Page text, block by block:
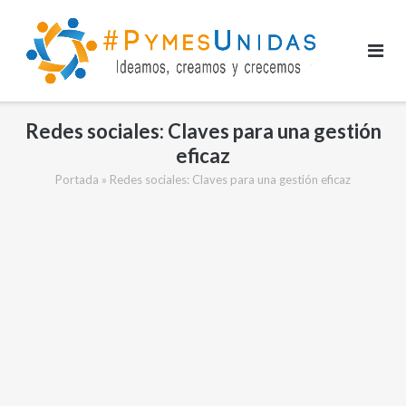
contenido
Redes sociales: Claves para una gestión
eficaz
Portada » Redes sociales: Claves para una gestión eficaz